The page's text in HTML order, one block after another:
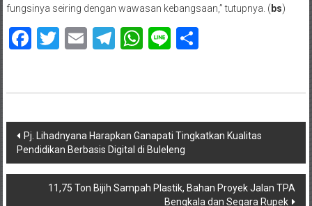
fungsinya seiring dengan wawasan kebangsaan,” tutupnya. (bs)
Facebook
Twitter
EmailTelegram
WhatsApp
LineShare
Navigasi
pos
Pj. Lihadnyana Harapkan Ganapati Tingkatkan Kualitas
Pendidikan Berbasis Digital di Buleleng
11,75 Ton Bijih Sampah Plastik, Bahan Proyek Jalan TPA
Bengkala dan Segara Rupek